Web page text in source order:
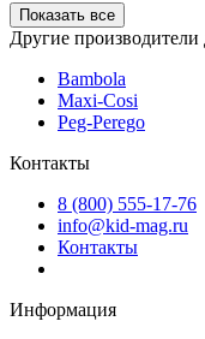
Показать все
Другие производители
Bambola
Maxi-Cosi
Peg-Perego
Контакты
8 (800) 555-17-76
info@kid-mag.ru
Контакты
Информация